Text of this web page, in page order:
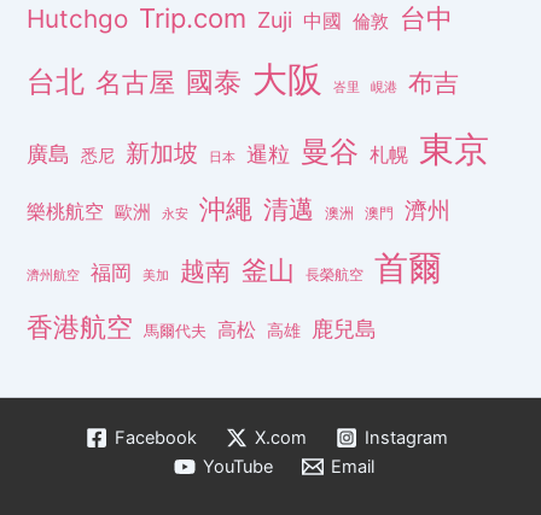
Hutchgo Trip.com Zuji 中國 倫敦 台中
台北 名古屋 國泰 大阪 峇里 峴港 布吉
廣島 悉尼 新加坡 日本 暹粒 曼谷 札幌 東京
樂桃航空 歐洲 永安 沖繩 清邁 澳洲 澳門 濟州
濟州航空 福岡 美加 越南 釜山 長榮航空 首爾
香港航空 馬爾代夫 高松 高雄 鹿兒島
Facebook X.com
Instagram
YouTube
Email